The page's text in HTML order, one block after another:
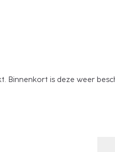
Binnenkort is deze weer